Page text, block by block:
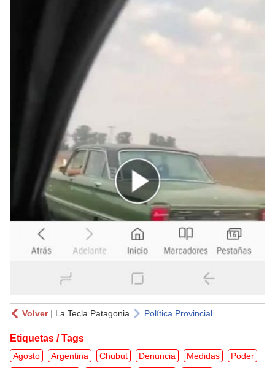
Volver| La Tecla Patagonia Política Provincial
Etiquetas / Tags
Agosto Argentina Chubut Denuncia Medidas
Poder